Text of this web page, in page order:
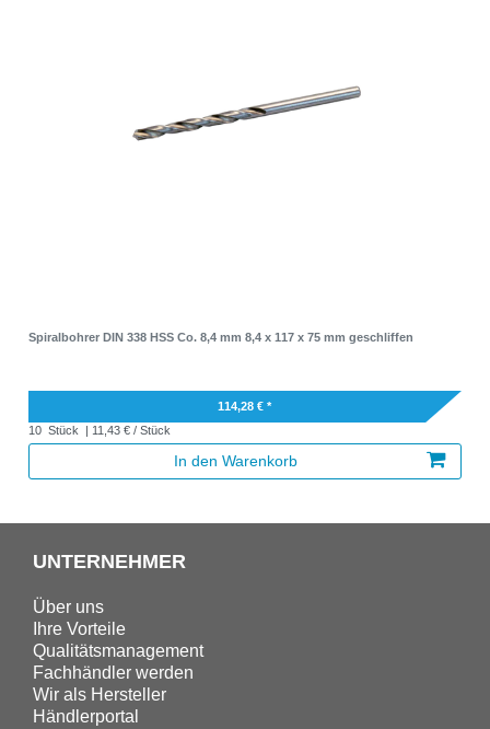
Spiralbohrer DIN 338 HSS Co. 8,4 mm 8,4 x 117 x 75 mm geschliffen
114,28 € *
10 Stück | 11,43 € / Stück
In den Warenkorb
UNTERNEHMER
Über uns
Ihre Vorteile
Qualitätsmanagement
Fachhändler werden
Wir als Hersteller
Händlerportal